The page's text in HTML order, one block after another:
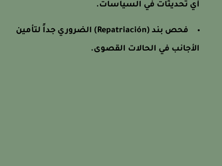
أي تحديثات في السياسات.
فحص بند (Repatriación) الضروري جداً لتأمين
الأجانب في الحالات القصوى.